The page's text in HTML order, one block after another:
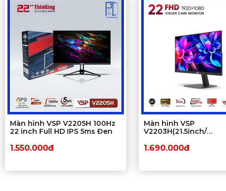
Màn hình VSP V2205H 100Hz
22 inch Full HD IPS 5ms Đen
1.550.000đ
Màn hình VSP
V2203H(21.5inch/
1.690.000đ